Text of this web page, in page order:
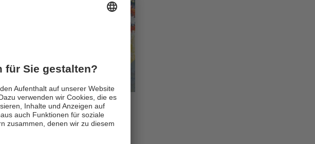
bisheriger Gesellschafter der